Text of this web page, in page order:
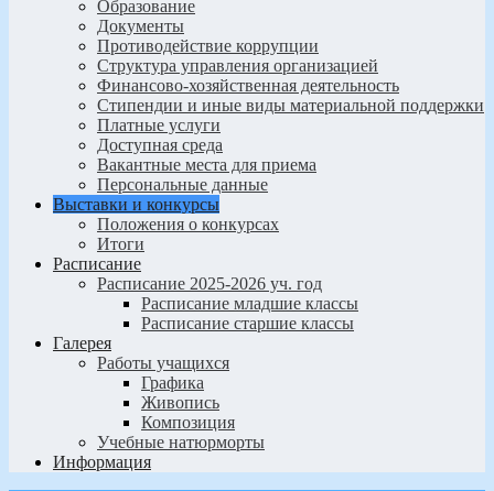
Образование
Документы
Противодействие коррупции
Структура управления организацией
Финансово-хозяйственная деятельность
Стипендии и иные виды материальной поддержки
Платные услуги
Доступная среда
Вакантные места для приема
Персональные данные
Выставки и конкурсы
Положения о конкурсах
Итоги
Расписание
Расписание 2025-2026 уч. год
Расписание младшие классы
Расписание старшие классы
Галерея
Работы учащихся
Графика
Живопись
Композиция
Учебные натюрморты
Информация